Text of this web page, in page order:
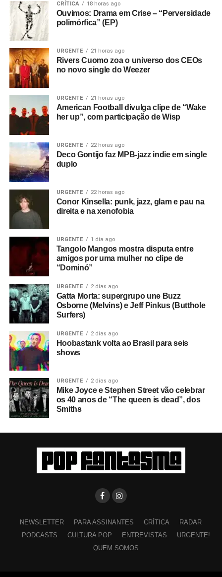
CRÍTICA 18 horas ago
Ouvimos: Drama em Crise – “Perversidade
polimórfica” (EP)
URGENTE 21 horas ago
Rivers Cuomo zoa o universo dos CEOs
no novo single do Weezer
URGENTE 21 horas ago
American Football divulga clipe de “Wake
her up”, com participação de Wisp
URGENTE 22 horas ago
Deco Gontijo faz MPB-jazz indie em single
duplo
URGENTE 22 horas ago
Conor Kinsella: punk, jazz, glam e pau na
direita e na xenofobia
URGENTE 1 dia ago
Tangolo Mangos mostra disputa entre
amigos por uma mulher no clipe de
“Dominó”
URGENTE 2 dias ago
Gatta Morta: supergrupo une Buzz
Osborne (Melvins) e Jeff Pinkus (Butthole
Surfers)
URGENTE 2 dias ago
Hoobastank volta ao Brasil para seis
shows
URGENTE 2 dias ago
Mike Joyce e Stephen Street vão celebrar
os 40 anos de “The queen is dead”, dos
Smiths
NEWSLETTER PARA ASSINANTES CRÍTICA
RADAR
PODCASTS
CULTURA POP ENTREVISTAS
URGENTE!
QUEM SOMOS